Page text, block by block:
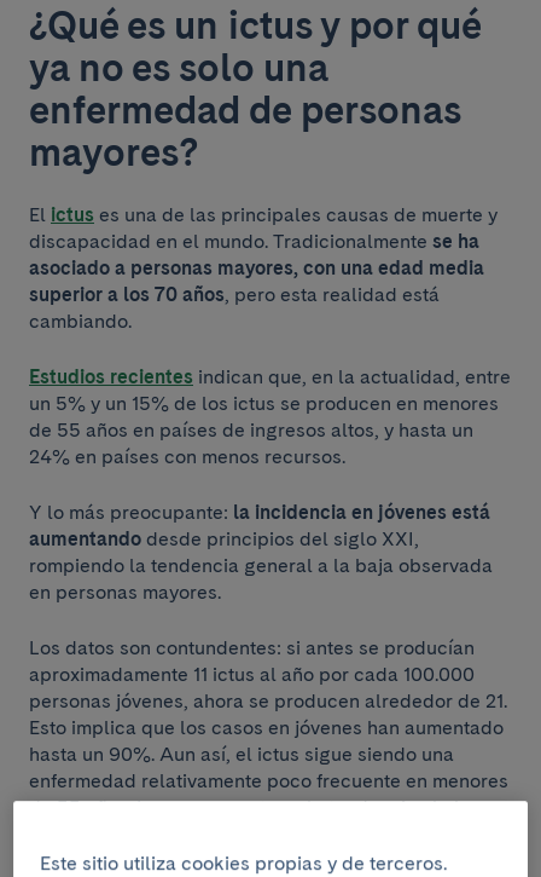
¿Qué es un ictus y por qué
ya no es solo una
enfermedad de personas
mayores?
El ictus es una de las principales causas de muerte y
discapacidad en el mundo. Tradicionalmente se ha
asociado a personas mayores, con una edad media
superior a los 70 años, pero esta realidad está
cambiando.
Estudios recientes indican que, en la actualidad, entre
un 5% y un 15% de los ictus se producen en menores
de 55 años en países de ingresos altos, y hasta un
24% en países con menos recursos.
Y lo más preocupante: la incidencia en jóvenes está
aumentando desde principios del siglo XXI,
rompiendo la tendencia general a la baja observada
en personas mayores.
Los datos son contundentes: si antes se producían
aproximadamente 11 ictus al año por cada 100.000
personas jóvenes, ahora se producen alrededor de 21.
Esto implica que los casos en jóvenes han aumentado
hasta un 90%. Aun así, el ictus sigue siendo una
enfermedad relativamente poco frecuente en menores
de 55 años. Lo preocupante es la tendencia al alza.
Este sitio utiliza cookies propias y de terceros.